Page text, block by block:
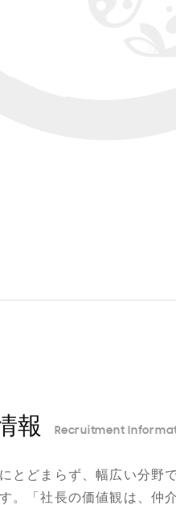
報 Recruitment
とどまらず、幅広い分野
。「社長の価値観は、仲